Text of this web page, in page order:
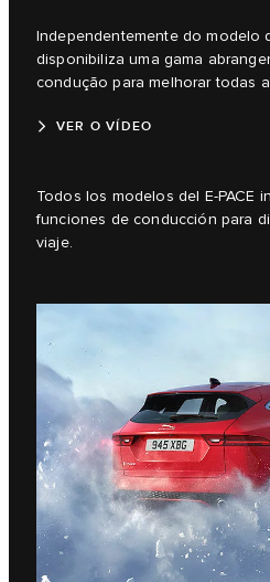
Independentemente do modelo
disponibiliza uma gama
condução para melhorar todas
VER O VÍDEO
Todos los modelos del E-PACE
funciones de conducción para
viaje.